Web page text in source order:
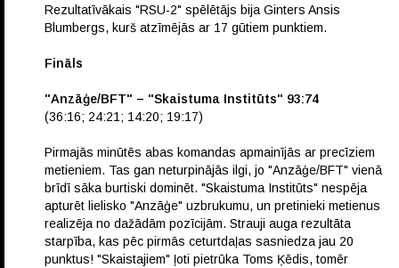
Rezultatīvākais "RSU-2" spēlētājs bija Ginters Ansis
Blumbergs, kurš atzīmējās ar 17 gūtiem punktiem.
Fināls
"Anzāģe/BFT" – "Skaistuma Institūts" 93:74
(36:16; 24:21; 14:20; 19:17)
Pirmajās minūtēs abas komandas apmainījās ar precīziem
metieniem. Tas gan neturpinājās ilgi, jo "Anzāģe/BFT" vienā
brīdī sāka burtiski dominēt. "Skaistuma Institūts" nespēja
apturēt lielisko "Anzāģe" uzbrukumu, un pretinieki metienus
realizēja no dažādām pozīcijām. Strauji auga rezultāta
starpība, kas pēc pirmās ceturtdaļas sasniedza jau 20
punktus! "Skaistajiem" ļoti pietrūka Toms Ķēdis, tomēr